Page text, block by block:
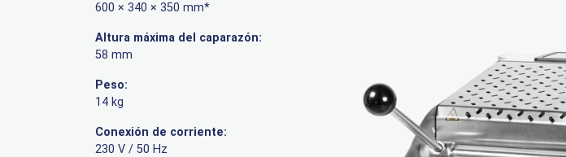
600 × 340 × 350 mm*
Altura máxima del caparazón:
58 mm
Peso:
14 kg
Conexión de corriente:
230 V / 50 Hz